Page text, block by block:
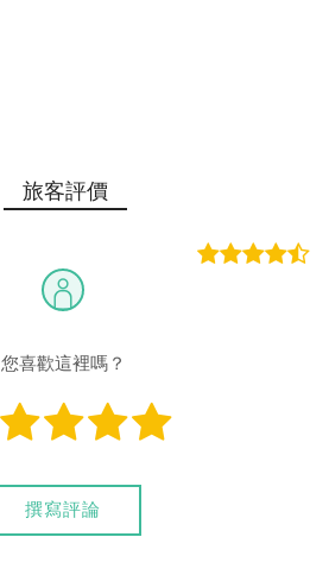
旅客評價
您喜歡這裡嗎？
撰寫評論